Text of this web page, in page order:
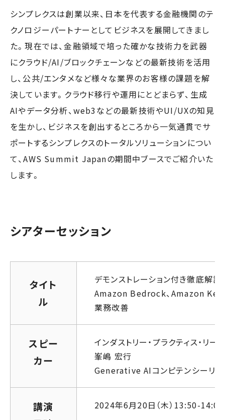
シンプレクスは創業以来、日本を代表する金融機関のテ
クノロジーパートナーとしてビジネスを展開してきまし
た。現在では、金融領域で培った確かな技術力を武器
にクラウド/AI/ブロックチェーンなどの最新技術を活用
し、公共/エンタメなど様々な業界のお客様の課題を解
決しています。クラウド移行や運用にとどまらず、生成
AIやデータ分析、web3などの最新技術やUI/UXの知見
を生かし、ビジネスを創出するところから一気通貫でサ
ポートするシンプレクスのトータルソリューションについ
て、AWS Summit Japanの期間中ブースでご紹介いた
します。
シアターセッション
タイト
ル
デモンストレーション付き徹底解説
Amazon Bedrock、Amazon
業務改善
スピー
カー
インダストリー・プラクティス・リー
峯嶋 宏行
Generative AIコンピテンシーリ
講演
2024年6月20日（木）13:50-14:05